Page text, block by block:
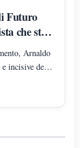
Futuro
che sta
Arnaldo
incisive del
e in